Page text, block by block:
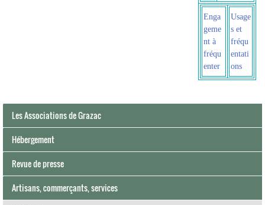
Enga
geme
nt à
fréqu
enter
Usage
s et
fréqu
entati
ons
Les Associations de Grazac
Hébergement
Revue de presse
Artisans, commerçants, services